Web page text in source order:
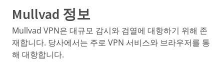
Mullvad 정보
Mullvad VPN은 대규모 감시와 검열에 대항하기 위해 존
재합니다. 당사에서는 주로 VPN 서비스와 브라우저를 통
해 대항합니다.